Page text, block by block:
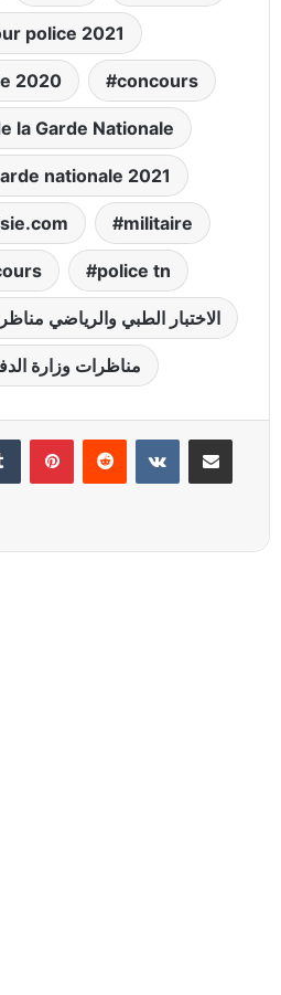
police 2021
2020 concours
la Garde Nationale
nationale 2021
militaire
police tn
الاختبار الطبي والرياضي
مناظرات وزارة الدفاع
Tumblr PinterestReddit VKontaktePartager par email